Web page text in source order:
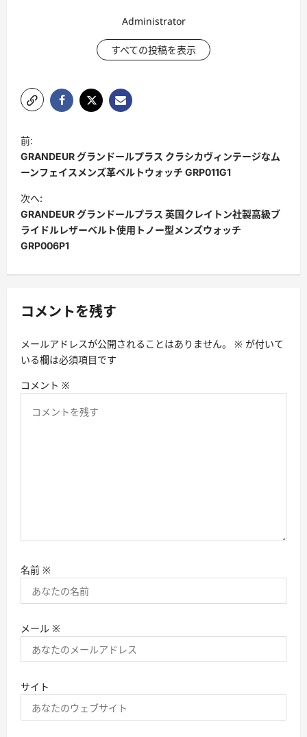
Administrator
すべての投稿を表示
ポ
ス
ト
ナ
ビ
ゲ
ョ
前:
GRANDEUR グランドールプラス クラシカヴィンテージなム
ーンフェイスメンズ革ベルトウォッチ GRP011G1
次へ:
GRANDEUR グランドールプラス 英国クレイトン社製高級ブ
ライドルレザーベルト使用トノー型メンズウォッチ
GRP006P1
コメントを残す
メールアドレスが公開されることはありません。 ※ が付いて
いる欄は必須項目です
コメント ※
名前 ※
メール ※
サイト